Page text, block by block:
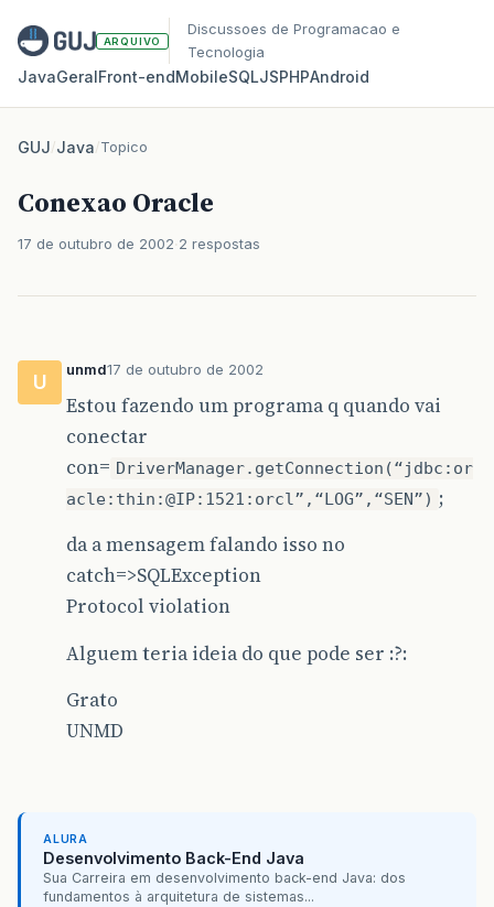
ARQUIVO
Discussoes de Programacao e
Tecnologia
JavaGeralFront‑endMobileSQLJSPHPAndroid
GUJ/Java/Topico
Conexao Oracle
17 de outubro de 2002 2 respostas
U
unmd17 de outubro de 2002
Estou fazendo um programa q quando vai
conectar
con= DriverManager.getConnection(“jdbc:or
acle:thin:@IP:1521:orcl”,“LOG”,“SEN”) ;
da a mensagem falando isso no
catch=>SQLException
Protocol violation
Alguem teria ideia do que pode ser :?:
Grato
UNMD
ALURA
Desenvolvimento Back-End Java
Sua Carreira em desenvolvimento back-end Java: dos
fundamentos à arquitetura de sistemas...